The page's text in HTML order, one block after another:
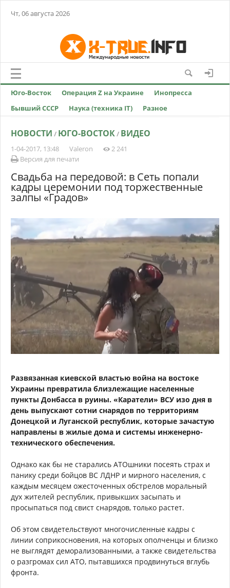
Чт, 06 августа 2026
Юго-Восток Операция Z на Украине
Инопресса
Бывший СССР
Наука (техника IT) Разное
НОВОСТИ / ЮГО-ВОСТОК/ ВИДЕО
1-04-2017, 13:48 Valeron
2 241
Версия для печати
Свадьба на передовой: в Сеть попали
кадры церемонии под торжественные
залпы «Градов»
Развязанная киевской властью война на востоке
Украины превратила близлежащие населенные
пункты Донбасса в руины. «Каратели» ВСУ изо дня в
день выпускают сотни снарядов по территориям
Донецкой и Луганской республик, которые зачастую
направлены в жилые дома и системы инженерно-
технического обеспечения.
Однако как бы не старались АТОшники посеять страх и
панику среди бойцов ВС ЛДНР и мирного населения, с
каждым месяцем ожесточенных обстрелов моральный
дух жителей республик, привыкших засыпать и
просыпаться под свист снарядов, только растет.
Об этом свидетельствуют многочисленные кадры с
линии соприкосновения, на которых ополченцы и близко
не выглядят деморализованными, а также свидетельства
о разгромах сил АТО, пытавшихся продвинуться вглубь
фронта.